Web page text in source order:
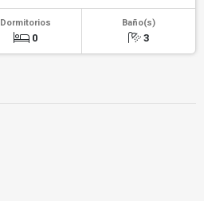
Dormitorios
0
Baño(s)
3